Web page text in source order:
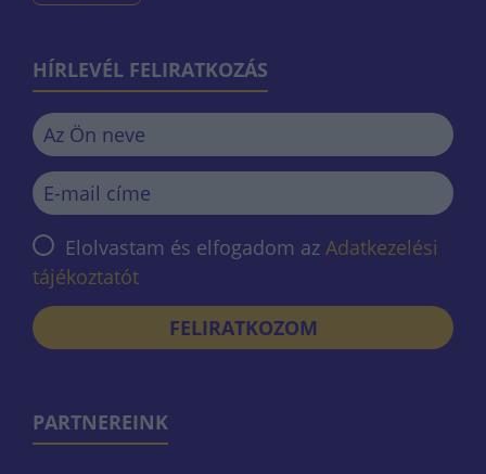
HÍRLEVÉL FELIRATKOZÁS
Elolvastam és elfogadom az Adatkezelési
tájékoztatót
FELIRATKOZOM
PARTNEREINK